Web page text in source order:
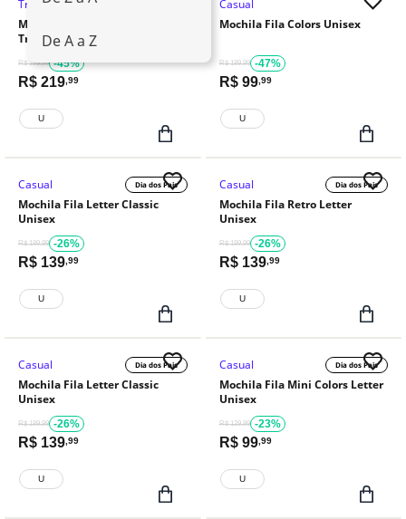
De A a Z
Treino E Academia
Mochila Fila Functional
Training Unisex
R$ 399,99 -45%
R$ 219 ,99
U
Casual
Mochila Fila Colors Unisex
R$ 189,99 -47%
R$ 99,99
U
Casual Dia dos Pais
Mochila Fila Letter Classic
Unisex
R$ 189,99 -26%
R$ 139 ,99
U
Casual Dia dos Pais
Mochila Fila Retro Letter
Unisex
R$ 189,99 -26%
R$ 139,99
U
Casual Dia dos Pais
Mochila Fila Letter Classic
Unisex
R$ 189,99 -26%
R$ 139 ,99
U
Casual Dia dos Pais
Mochila Fila Mini Colors Letter
Unisex
R$ 129,99 -23%
R$ 99,99
U